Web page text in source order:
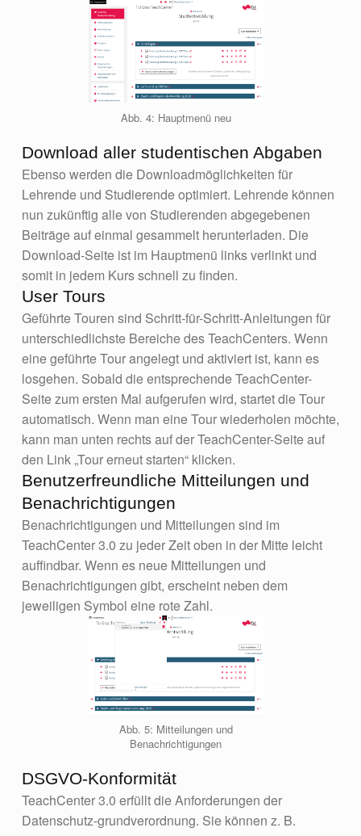
Abb. 4: Hauptmenü neu
Download aller studentischen Abgaben
Ebenso werden die Downloadmöglichkeiten für
Lehrende und Studierende optimiert. Lehrende können
nun zukünftig alle von Studierenden abgegebenen
Beiträge auf einmal gesammelt herunterladen. Die
Download-Seite ist im Hauptmenü links verlinkt und
somit in jedem Kurs schnell zu finden.
User Tours
Geführte Touren sind Schritt-für-Schritt-Anleitungen für
unterschiedlichste Bereiche des TeachCenters. Wenn
eine geführte Tour angelegt und aktiviert ist, kann es
losgehen. Sobald die entsprechende TeachCenter-
Seite zum ersten Mal aufgerufen wird, startet die Tour
automatisch. Wenn man eine Tour wiederholen möchte,
kann man unten rechts auf der TeachCenter-Seite auf
den Link „Tour erneut starten“ klicken.
Benutzerfreundliche Mitteilungen und
Benachrichtigungen
Benachrichtigungen und Mitteilungen sind im
TeachCenter 3.0 zu jeder Zeit oben in der Mitte leicht
auffindbar. Wenn es neue Mitteilungen und
Benachrichtigungen gibt, erscheint neben dem
jeweiligen Symbol eine rote Zahl.
Abb. 5: Mitteilungen und
Benachrichtigungen
DSGVO-Konformität
TeachCenter 3.0 erfüllt die Anforderungen der
Datenschutz-grundverordnung. Sie können z. B.